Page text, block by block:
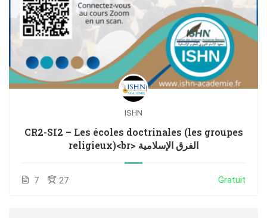
ISHN
CR2-SI2 – Les écoles doctrinales (les groupes
religieux)<br> الفرق الإسلامية
7 27 Gratuit